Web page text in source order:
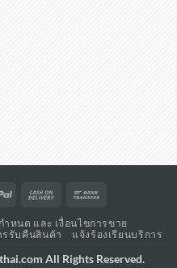
PayPal
Cash
Delivery
ำหนด และ เงื่อนไขการขาย
รรับคืนสินค้า แจ้งร้องเรียนบริการ
All Rights Reserved.